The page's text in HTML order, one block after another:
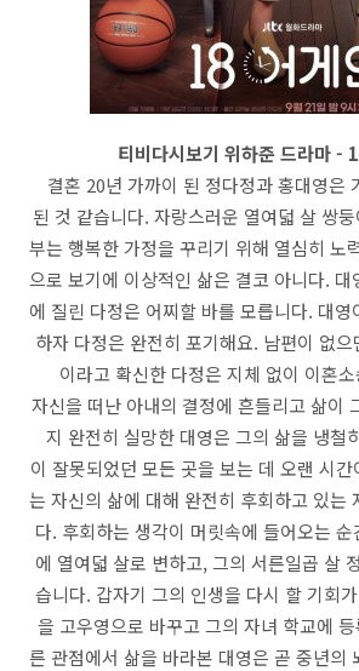
티비다시보기 위하준 드라마 -
결혼 20년 가까이 된 정다정과 홍대영은
된 것 같습니다. 자랑스러운 열여덟 살 쌍
부는 행복한 가정을 꾸리기 위해 열심히 노
으로 보기에 이상적인 삶은 결코 아니다. 대
에 질린 다정은 어찌할 바를 모릅니다. 대
하자 다정은 완전히 포기해요. 남편이 없
이라고 확신한 다정은 지체 없이 이혼
자신을 떠난 아내의 결정에 흔들리고 삶이
지 완전히 실망한 대영은 그의 삶을 냉철
이 잘못되었던 모든 곳을 보는 데 오랜 시
는 자신의 삶에 대해 완전히 후회하고 있는
다. 후회하는 생각이 머릿속에 들어오는
에 열여덟 살로 변하고, 그의 서른일곱 살
습니다. 갑자기 그의 인생을 다시 할 기회
을 고우영으로 바꾸고 그의 자녀 학교에
른 관점에서 삶을 바라본 대영은 곧 중년의